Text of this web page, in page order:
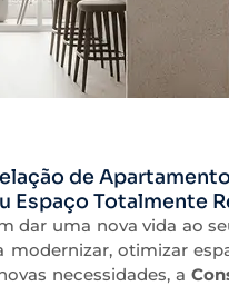
de
Espaço Totalmente
dar uma nova vida ao
modernizar, otimizar
necessidades, a